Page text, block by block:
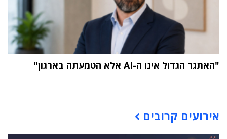
"האתגר הגדול אינו ה-AI אלא הטמעתה בארגון"
אירועים קרובים